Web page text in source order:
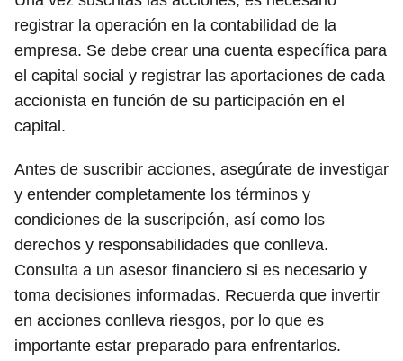
registrar la operación en la contabilidad de la
empresa. Se debe crear una cuenta específica para
el capital social y registrar las aportaciones de cada
accionista en función de su participación en el
capital.
Antes de suscribir acciones, asegúrate de investigar
y entender completamente los términos y
condiciones de la suscripción, así como los
derechos y responsabilidades que conlleva.
Consulta a un asesor financiero si es necesario y
toma decisiones informadas. Recuerda que invertir
en acciones conlleva riesgos, por lo que es
importante estar preparado para enfrentarlos.